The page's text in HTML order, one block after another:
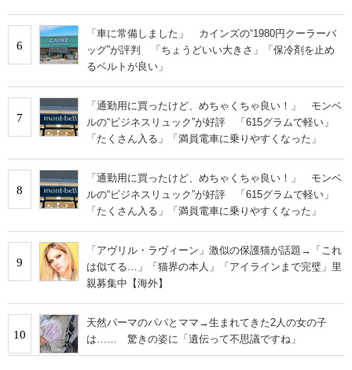
6
「車に常備しました」 カインズの“1980円クーラーバ
ッグ”が評判 「ちょうどいい大きさ」「保冷剤を止め
るベルトが良い」
7
「通勤用に買ったけど、めちゃくちゃ良い！」 モンベ
ルの“ビジネスリュック”が好評 「615グラムで軽い」
「たくさん入る」「満員電車に乗りやすくなった」
8
「通勤用に買ったけど、めちゃくちゃ良い！」 モンベ
ルの“ビジネスリュック”が好評 「615グラムで軽い」
「たくさん入る」「満員電車に乗りやすくなった」
9
「アヴリル・ラヴィーン」激似の保護猫が話題→「これ
は似てる…」「猫界の本人」「アイラインまで完璧」里
親募集中【海外】
10
天然パーマのパパとママ→生まれてきた2人の女の子
は…… 驚きの姿に「遺伝って不思議ですね」